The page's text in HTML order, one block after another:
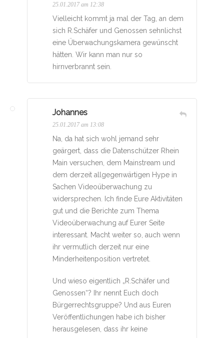
25.01.2017 am 12:38
Vielleicht kommt ja mal der Tag, an dem
sich R.Schäfer und Genossen sehnlichst
eine Überwachungskamera gewünscht
hätten. Wir kann man nur so
hirnverbrannt sein.
Johannes
25.01.2017 am 13:08
Na, da hat sich wohl jemand sehr
geärgert, dass die Datenschützer Rhein
Main versuchen, dem Mainstream und
dem derzeit allgegenwärtigen Hype in
Sachen Videoüberwachung zu
widersprechen. Ich finde Eure Aktivitäten
gut und die Berichte zum Thema
Videoüberwachung auf Eurer Seite
interessant. Macht weiter so, auch wenn
ihr vermutlich derzeit nur eine
Minderheitenposition vertretet.
Und wieso eigentlich „R.Schäfer und
Genossen“? Ihr nennt Euch doch
Bürgerrechtsgruppe? Und aus Euren
Veröffentlichungen habe ich bisher
herausgelesen, dass ihr keine